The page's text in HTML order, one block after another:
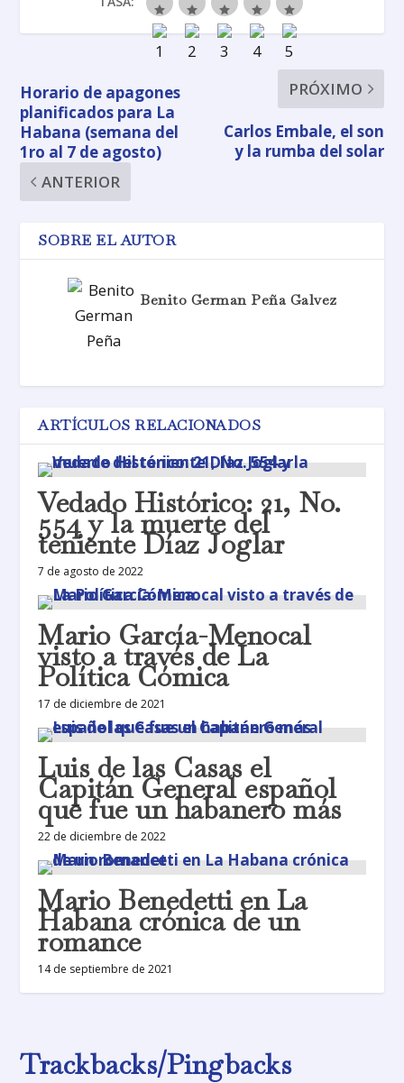
Horario de apagones
planificados para La
Habana (semana del
1ro al 7 de agosto)
ANTERIOR
PRÓXIMO
Carlos Embale, el son
y la rumba del solar
SOBRE EL AUTOR
Benito German Peña Galvez
ARTÍCULOS RELACIONADOS
Vedado Histórico: 21, No.
554 y la muerte del
teniente Díaz Joglar
7 de agosto de 2022
Mario García-Menocal
visto a través de La
Política Cómica
17 de diciembre de 2021
Luis de las Casas el
Capitán General español
que fue un habanero más
22 de diciembre de 2022
Mario Benedetti en La
Habana crónica de un
romance
14 de septiembre de 2021
Trackbacks/Pingbacks